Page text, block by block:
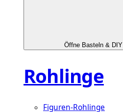
Öffne Basteln & DIY
Rohlinge
Figuren-Rohlinge